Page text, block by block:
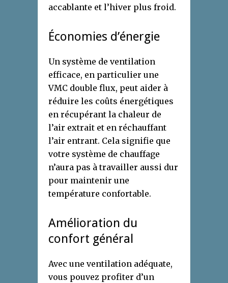
accablante et l’hiver plus froid.
Économies d’énergie
Un système de ventilation
efficace, en particulier une
VMC double flux, peut aider à
réduire les coûts énergétiques
en récupérant la chaleur de
l’air extrait et en réchauffant
l’air entrant. Cela signifie que
votre système de chauffage
n’aura pas à travailler aussi dur
pour maintenir une
température confortable.
Amélioration du
confort général
Avec une ventilation adéquate,
vous pouvez profiter d’un